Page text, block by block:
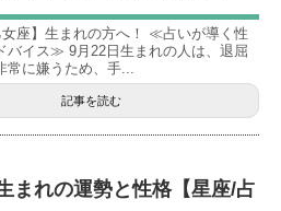
座】生まれの方へ！ ≪占いが導く性
バイス≫ 9月22日生まれの人は、退屈
常に嫌うため、手...
記事を読む
まれの運勢と性格【星座/占